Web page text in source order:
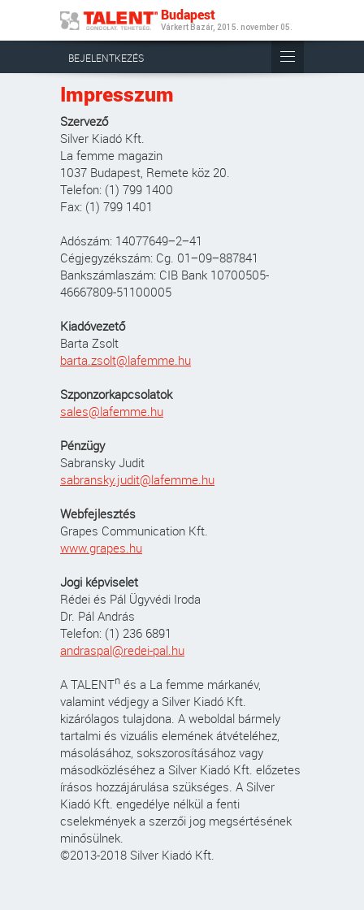
BEJELENTKEZÉS
Budapest
Várkert Bazár, 2015. november 05.
Impresszum
Szervező
Silver Kiadó Kft.
La femme magazin
1037 Budapest, Remete köz 20.
Telefon: (1) 799 1400
Fax: (1) 799 1401
Adószám: 14077649−2−41
Cégjegyzékszám: Cg. 01−09−887841
Bankszámlaszám: CIB Bank 10700505-
46667809-51100005
Kiadóvezető
Barta Zsolt
barta.zsolt@lafemme.hu
Szponzorkapcsolatok
sales@lafemme.hu
Pénzügy
Sabransky Judit
sabransky.judit@lafemme.hu
Webfejlesztés
Grapes Communication Kft.
www.grapes.hu
Jogi képviselet
Rédei és Pál Ügyvédi Iroda
Dr. Pál András
Telefon: (1) 236 6891
andraspal@redei-pal.hu
A TALENTn és a La femme márkanév,
valamint védjegy a Silver Kiadó Kft.
kizárólagos tulajdona. A weboldal bármely
tartalmi és vizuális elemének átvételéhez,
másolásához, sokszorosításához vagy
másodközléséhez a Silver Kiadó Kft. előzetes
írásos hozzájárulása szükséges. A Silver
Kiadó Kft. engedélye nélkül a fenti
cselekmények a szerzői jog megsértésének
minősülnek.
©2013-2018 Silver Kiadó Kft.